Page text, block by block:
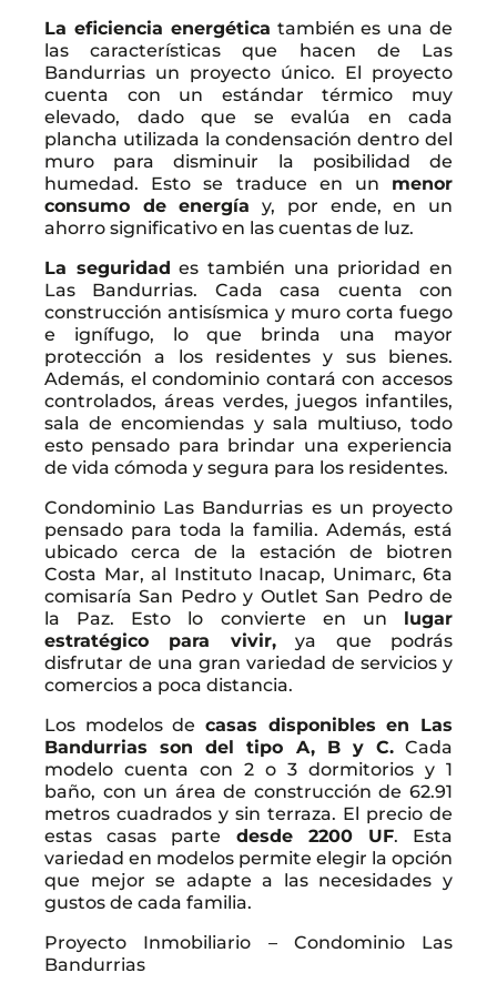
La eficiencia energética también es una de
las características que hacen de Las
Bandurrias un proyecto único. El proyecto
cuenta con un estándar térmico muy
elevado, dado que se evalúa en cada
plancha utilizada la condensación dentro del
muro para disminuir la posibilidad de
humedad. Esto se traduce en un menor
consumo de energía y, por ende, en un
ahorro significativo en las cuentas de luz.
La seguridad es también una prioridad en
Las Bandurrias. Cada casa cuenta con
construcción antisísmica y muro corta fuego
e ignífugo, lo que brinda una mayor
protección a los residentes y sus bienes.
Además, el condominio contará con accesos
controlados, áreas verdes, juegos infantiles,
sala de encomiendas y sala multiuso, todo
esto pensado para brindar una experiencia
de vida cómoda y segura para los residentes.
Condominio Las Bandurrias es un proyecto
pensado para toda la familia. Además, está
ubicado cerca de la estación de biotren
Costa Mar, al Instituto Inacap, Unimarc, 6ta
comisaría San Pedro y Outlet San Pedro de
la Paz. Esto lo convierte en un lugar
estratégico para vivir,ya que podrás
disfrutar de una gran variedad de servicios y
comercios a poca distancia.
Los modelos de casas disponibles en Las
Bandurrias son del tipo A, B y C.Cada
modelo cuenta con 2 o 3 dormitorios y 1
baño, con un área de construcción de 62.91
metros cuadrados y sin terraza. El precio de
estas casas parte desde 2200 UF. Esta
variedad en modelos permite elegir la opción
que mejor se adapte a las necesidades y
gustos de cada familia.
Proyecto Inmobiliario – Condominio Las
Bandurrias